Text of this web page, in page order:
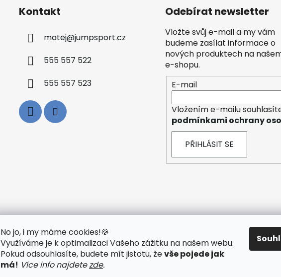
No jo, i my máme cookies!🍪
Využíváme je k optimalizaci Vašeho zážitku na našem webu.
Pokud odsouhlasíte, budete mít jistotu, ževše pojede jak
má! Více info najdetezde.
Kontakt
matej@jumpsport.cz
555 557 522
555 557 523
Odebírat newsletter
Vložte svůj e-mail a my vám
budeme zasílat informace o
nových produktech na
e-shopu.
E-mail
Vložením e-mailu
podmínkami ochrany
PŘIHLÁSIT SE
🟢 TECHNOLOGIE 🟢 O ELEKTROKOLECH 🟢 NÁVODY KE STAŽENÍ